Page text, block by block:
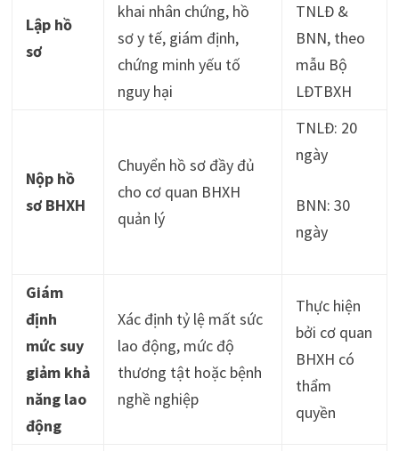
Lập hồ
sơ
khai nhân chứng, hồ
sơ y tế, giám định,
chứng minh yếu tố
nguy hại
TNLĐ &
BNN, theo
mẫu Bộ
LĐTBXH
Nộp hồ
sơ BHXH
Chuyển hồ sơ đầy đủ
cho cơ quan BHXH
quản lý
TNLĐ: 20
ngày
BNN: 30
ngày
Giám
định
mức suy
giảm khả
năng lao
động
Xác định tỷ lệ mất sức
lao động, mức độ
thương tật hoặc bệnh
nghề nghiệp
Thực hiện
bởi cơ quan
BHXH có
thẩm
quyền